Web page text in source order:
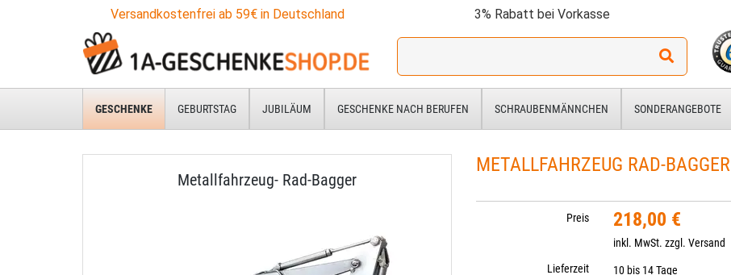
Versandkostenfrei ab 59€ in Deutschland 3% Rabatt bei Vorkasse
Ich
für:
GESCHENKE GEBURTSTAG JUBILÄUM GESCHENKE NACH BERUFEN SCHRAUBENMÄNNCHEN SONDERANGEBOTE
Metallfahrzeug- Rad-Bagger
METALLFAHRZEUG RAD-BAGGER
Preis 218,00 €
inkl. MwSt. zzgl.Versand
Lieferzeit
10 bis 14 Tage